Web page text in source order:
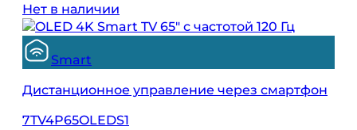
Нет в наличии
Smart
Дистанционное управление через смартфон
7TV4P65OLEDS1